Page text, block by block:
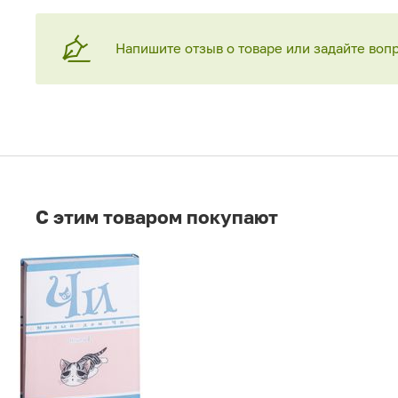
Напишите отзыв о товаре или задайте
C этим товаром покупают